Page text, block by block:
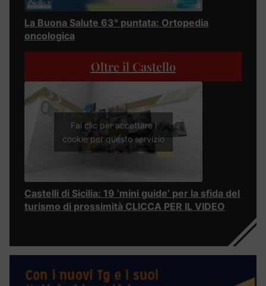
La Buona Salute 63° puntata: Ortopedia
oncologica
Oltre il Castello
Fai clic per accettare i
cookie per questo servizio
Castelli di Sicilia: 19 ‘mini guide’ per la sfida del
turismo di prossimità CLICCA PER IL VIDEO